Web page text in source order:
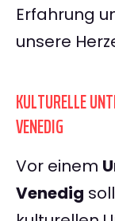
Erfahrung
unsere
KULTURELLE
VENEDIG
Vor einem
Venedig